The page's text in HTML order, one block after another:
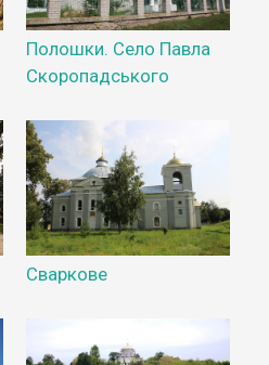
Полошки. Село Павла
Скоропадського
Сваркове